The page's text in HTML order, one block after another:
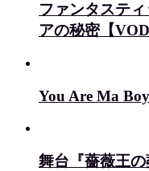
ファンタステ
アの秘密【VOD
You Are Ma
舞台『薔薇王